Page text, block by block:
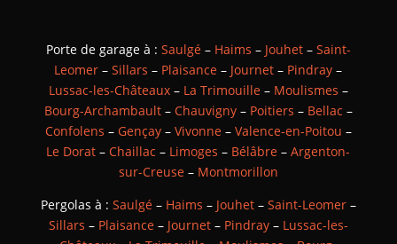
Porte de garage à : Saulgé– Haims – Jouhet– Saint-
Leomer –Sillars – Plaisance – Journet – Pindray –
Lussac-les-Châteaux– La Trimouille– Moulismes –
Bourg-Archambault– Chauvigny– Poitiers – Bellac –
Confolens – Gençay– Vivonne– Valence-en-Poitou –
Le Dorat –Chaillac – Limoges – Bélâbre –Argenton-
sur-Creuse– Montmorillon
Pergolas à : Saulgé– Haims – Jouhet– Saint-Leomer–
Sillars – Plaisance– Journet– Pindray– Lussac-les-